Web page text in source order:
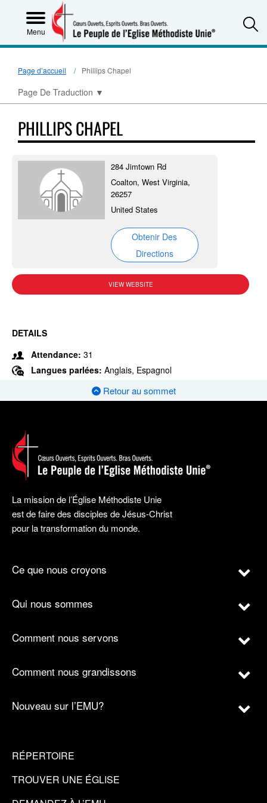
Menu
Page d’accueil Phillips Chapel
Page De Traduction ▼
PHILLIPS CHAPEL
284 Jimtown Rd
Coalton, West Virginia,
26257
United States
Obtenir Des
Directions
VIEW WEBSITE
DETAILS
Attendance: 31
Langues parlées: Anglais, Espagnol
Retour au sommet
La mission de l’Église Méthodiste Unie
est de faire des disciples de Jésus-Christ
pour la transformation du monde.
Ce que nous croyons
Qui nous sommes
Comment nous servons
Comment nous grandissons
Nouveau sur l’EMU?
RÉPERTOIRE
TROUVER UNE ÉGLISE